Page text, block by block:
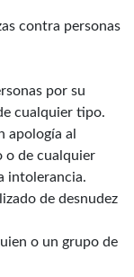
contra personas
por su
cualquier tipo.
apología al
o de cualquier
intolerancia.
de desnudez
o un grupo de